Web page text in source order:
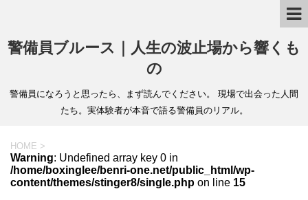
警備員ブルース｜人生の波止場から響くも
の
警備員になろうと思ったら、まず読んでください。 現場で出会った人間
たち。実体験者が本音で語る警備員のリアル。
HOME >
Warning: Undefined array key 0 in
/home/boxinglee/benri-one.net/public_html/wp-
content/themes/stinger8/single.php on line 15